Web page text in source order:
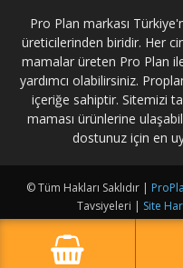
Pro Plan markası
üreticilerinden biridir. Her
mamalar üreten Pro Plan
yardımcı olabilirsiniz.
içeriğe sahiptir. Sitemizi
maması ürünlerine
dostunuz için en
© Tüm Hakları Saklıdır |
Tavsiyeleri | Site